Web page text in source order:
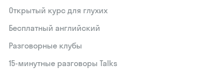
Открытый курс для глухих
Бесплатный английский
Разговорные клубы
15‑минутные разговоры Talks